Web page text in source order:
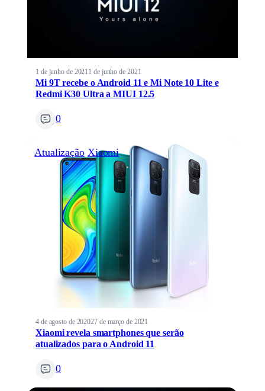
1 de junho de 2021 1 de junho de 2021
Mi 9T recebe o Android 11 e Mi Note 10 Lite e
Redmi K30 Ultra a MIUI 12.5
0
Atualização Xiaomi
4 de agosto de 202027 de março de 2021
Xiaomi revela smartphones que serão
atualizados para o Android 11
0